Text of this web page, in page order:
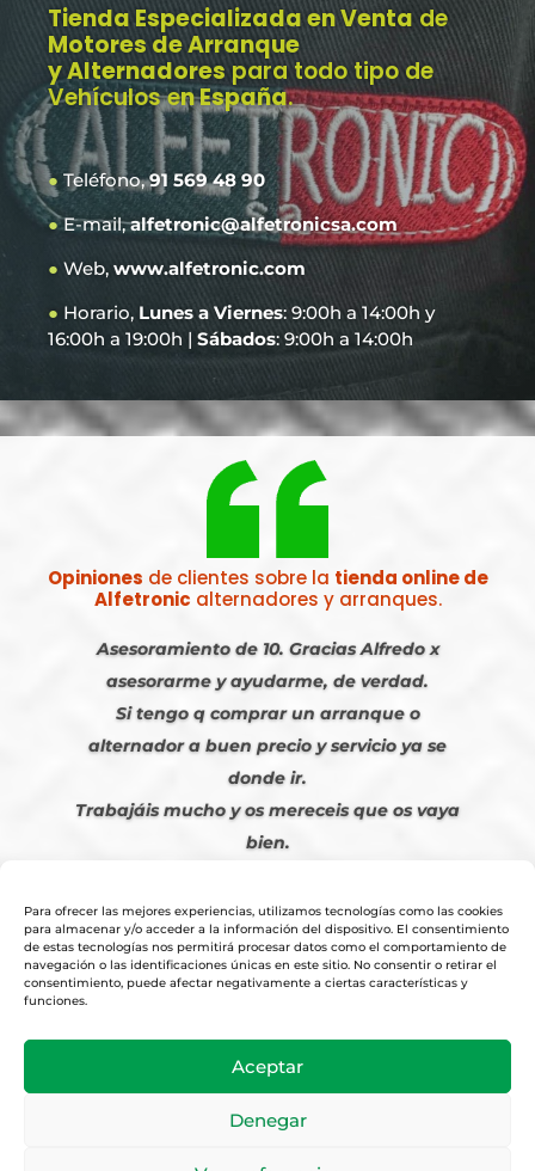
Para ofrecer las mejores experiencias, utilizamos tecnologías como las cookies
para almacenar y/o acceder a la información del dispositivo. El consentimiento
de estas tecnologías nos permitirá procesar datos como el comportamiento de
navegación o las identificaciones únicas en este sitio. No consentir o retirar el
consentimiento, puede afectar negativamente a ciertas características y
funciones.
Aceptar
Denegar
Tienda Especializada en Venta de
Motores de Arranque
y Alternadores para todo tipo de
Vehículos en España.
●Teléfono,91 569 48 90
●E-mail,alfetronic@alfetronicsa.com
● Web, www.alfetronic.com
● Horario, Lunes a Viernes: 9:00h a 14:00h y
16:00h a 19:00h | Sábados: 9:00h a 14:00h
Opiniones de clientes sobre la tienda online de
Alfetronic alternadores y arranques.
Asesoramiento de 10. Gracias Alfredo x
asesorarme y ayudarme, de verdad.
Si tengo q comprar un arranque o
alternador a buen precio y servicio ya se
donde ir.
Trabajáis mucho y os mereceis que os vaya
bien.
Condiciones Venta Online
Diseño y Posicionamiento Web,Agencia web-espana.es